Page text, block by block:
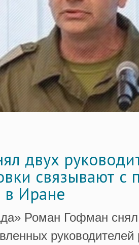
двух
связывают с
в Иране
Роман Гофман снял